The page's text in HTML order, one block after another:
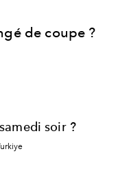
de coupe ?
soir ?